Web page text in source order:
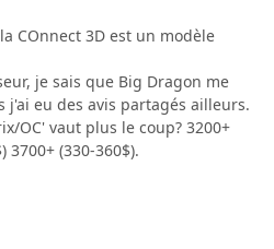
COnnect 3D est un modèle
je sais que Big Dragon me
j'ai eu des avis partagés ailleurs.
OC' vaut plus le coup? 3200+
3700+ (330-360$).